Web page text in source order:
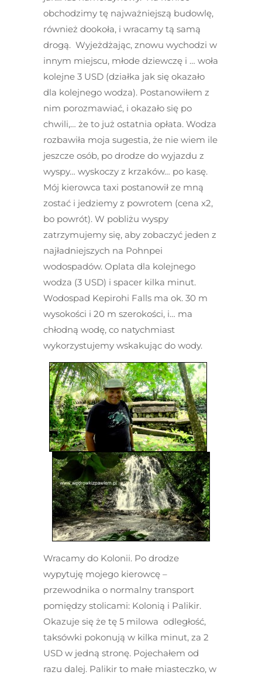
obchodzimy tę najważniejszą budowlę,
również dookoła, i wracamy tą samą
drogą. Wyjeżdżając, znowu wychodzi w
innym miejscu, młode dziewczę i … woła
kolejne 3 USD (działka jak się okazało
dla kolejnego wodza). Postanowiłem z
nim porozmawiać, i okazało się po
chwili,… że to już ostatnia opłata. Wodza
rozbawiła moja sugestia, że nie wiem ile
jeszcze osób, po drodze do wyjazdu z
wyspy… wyskoczy z krzaków… po kasę.
Mój kierowca taxi postanowił ze mną
zostać i jedziemy z powrotem (cena x2,
bo powrót). W pobliżu wyspy
zatrzymujemy się, aby zobaczyć jeden z
najładniejszych na Pohnpei
wodospadów. Oplata dla kolejnego
wodza (3 USD) i spacer kilka minut.
Wodospad Kepirohi Falls ma ok. 30 m
wysokości i 20 m szerokości, i… ma
chłodną wodę, co natychmiast
wykorzystujemy wskakując do wody.
Wracamy do Kolonii. Po drodze
wypytuję mojego kierowcę –
przewodnika o normalny transport
pomiędzy stolicami: Kolonią i Palikir.
Okazuje się że tę 5 milowa odległość,
taksówki pokonują w kilka minut, za 2
USD w jedną stronę. Pojechałem od
razu dalej. Palikir to małe miasteczko, w